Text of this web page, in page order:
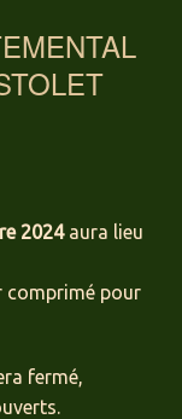
2024aura lieu
comprimé pour
fermé,